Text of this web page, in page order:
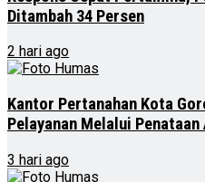
Ditambah 34 Persen
2 hari ago
Kantor Pertanahan Kota
Pelayanan Melalui
3 hari ago